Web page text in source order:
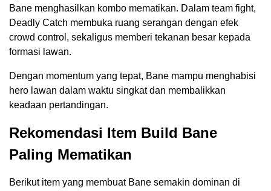
Bane menghasilkan kombo mematikan. Dalam team fight,
Deadly Catch membuka ruang serangan dengan efek
crowd control, sekaligus memberi tekanan besar kepada
formasi lawan.
Dengan momentum yang tepat, Bane mampu menghabisi
hero lawan dalam waktu singkat dan membalikkan
keadaan pertandingan.
Rekomendasi Item Build Bane
Paling Mematikan
Berikut item yang membuat Bane semakin dominan di